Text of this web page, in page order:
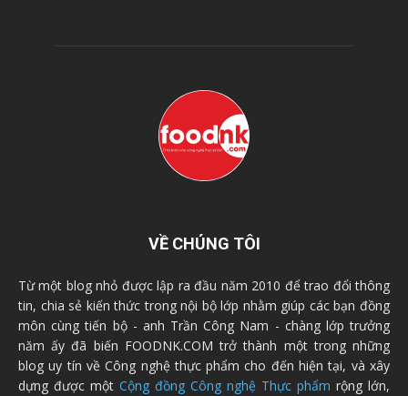
VỀ CHÚNG TÔI
Từ một blog nhỏ được lập ra đầu năm 2010 để trao đổi thông
tin, chia sẻ kiến thức trong nội bộ lớp nhằm giúp các bạn đồng
môn cùng tiến bộ - anh Trần Công Nam - chàng lớp trưởng
năm ấy đã biến FOODNK.COM trở thành một trong những
blog uy tín về Công nghệ thực phẩm cho đến hiện tại, và xây
dựng được một Cộng đồng Công nghệ Thực phẩm rộng lớn,